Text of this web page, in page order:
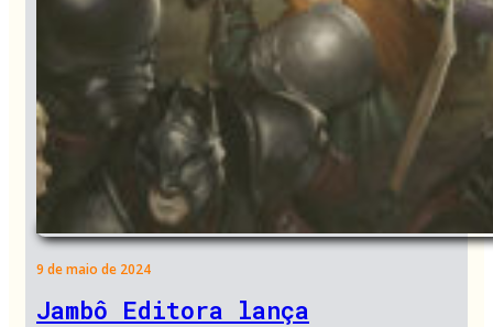
9 de maio de 2024
Jambô Editora lança